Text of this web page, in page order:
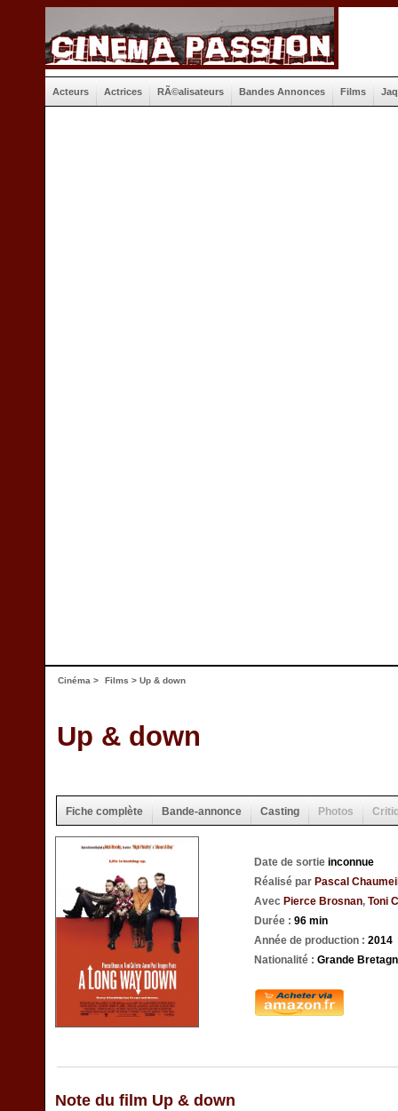
Acteurs Actrices RÃ©alisateurs Bandes Annonces Films
Cinéma > Films > Up & down
Up & down
Fiche complète Bande-annonce Casting Photos
Date de sortie inconnue
Réalisé par Pascal
Avec Pierce Brosnan, Toni
Durée : 96 min
Année de production : 2014
Nationalité : Grande
Note du film Up & down